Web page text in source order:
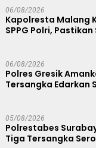
06/08/2026
Kapolresta Malang
SPPG Polri,
06/08/2026
Polres Gresik
Tersangka Edarkan
05/08/2026
Polrestabes
Tiga Tersangka